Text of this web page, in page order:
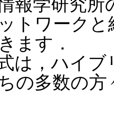
報学研究
トワーク
ます．
は，ハイブ
の多数の